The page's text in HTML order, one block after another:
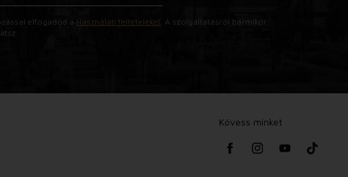
elfogadod a Használati feltételeket. A szolgáltatásról bármikor
Kövess minket